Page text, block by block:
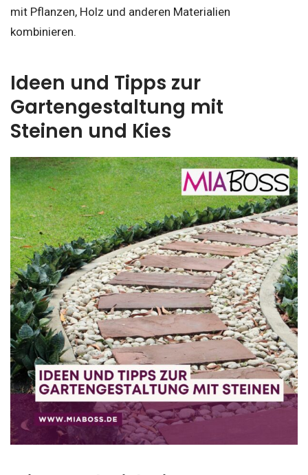
mit Pflanzen, Holz und anderen Materialien
kombinieren.
Ideen und Tipps zur
Gartengestaltung mit
Steinen und Kies